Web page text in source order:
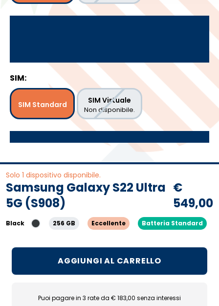
SIM:
SIM Standard SIM Virtuale
Non disponibile.
Solo 1 dispositivo disponibile.
Samsung Galaxy S22 Ultra
5G (S908)
€
549,00
Black 256 GB Eccellente Batteria Standard
AGGIUNGI AL CARRELLO
Puoi pagare in 3 rate da € 183,00 senza interessi